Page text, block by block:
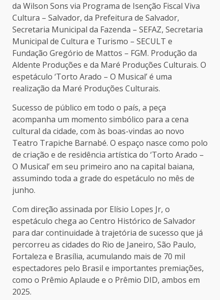
da Wilson Sons via Programa de Isenção Fiscal Viva
Cultura – Salvador, da Prefeitura de Salvador,
Secretaria Municipal da Fazenda – SEFAZ, Secretaria
Municipal de Cultura e Turismo – SECULT e
Fundação Gregório de Mattos – FGM. Produção da
Aldente Produções e da Maré Produções Culturais. O
espetáculo ‘Torto Arado – O Musical’ é uma
realização da Maré Produções Culturais.
Sucesso de público em todo o país, a peça
acompanha um momento simbólico para a cena
cultural da cidade, com às boas-vindas ao novo
Teatro Trapiche Barnabé. O espaço nasce como polo
de criação e de residência artística do ‘Torto Arado –
O Musical’ em seu primeiro ano na capital baiana,
assumindo toda a grade do espetáculo no mês de
junho.
Com direção assinada por Elísio Lopes Jr, o
espetáculo chega ao Centro Histórico de Salvador
para dar continuidade à trajetória de sucesso que já
percorreu as cidades do Rio de Janeiro, São Paulo,
Fortaleza e Brasília, acumulando mais de 70 mil
espectadores pelo Brasil e importantes premiações,
como o Prêmio Aplaude e o Prêmio DID, ambos em
2025.